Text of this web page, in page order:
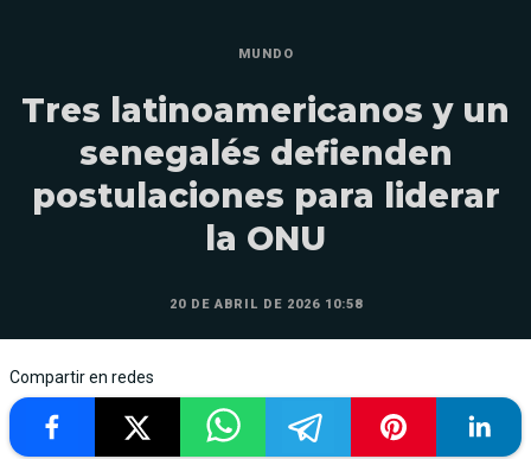
MUNDO
Tres latinoamericanos y un
senegalés defienden
postulaciones para liderar
la ONU
20 DE ABRIL DE 2026 10:58
Compartir en redes